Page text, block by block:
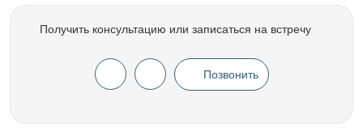
Получить консультацию или записаться на встречу
Позвонить